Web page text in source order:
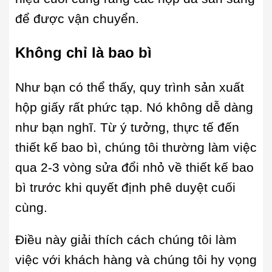
để được vận chuyển.
Không chỉ là bao bì
Như bạn có thể thấy, quy trình sản xuất
hộp giấy rất phức tạp. Nó không dễ dàng
như bạn nghĩ. Từ ý tưởng, thực tế đến
thiết kế bao bì, chúng tôi thường làm việc
qua 2-3 vòng sửa đổi nhỏ về thiết kế bao
bì trước khi quyết định phê duyệt cuối
cùng.
Điều này giải thích cách chúng tôi làm
việc với khách hàng và chúng tôi hy vọng